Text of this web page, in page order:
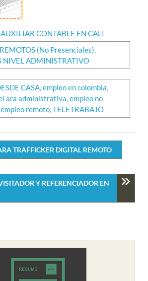
CONTABLE EN CALI
(No Presenciales),
NIVEL ADMINISTRATIVO
CASA,empleo en colombia,
ara administrativa,empleo no
empleo remoto,TELETRABAJO
TRAFFICKER DIGITAL REMOTO
Y REFERENCIADOR EN